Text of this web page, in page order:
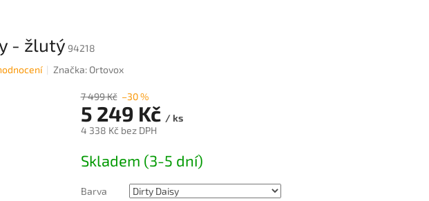
- žlutý 94218
Značka: Ortovox
7 499 Kč –30 %
5 249 Kč / ks
4 338 Kč bez DPH
cena:
Skladem (3-5 dní)
Barva